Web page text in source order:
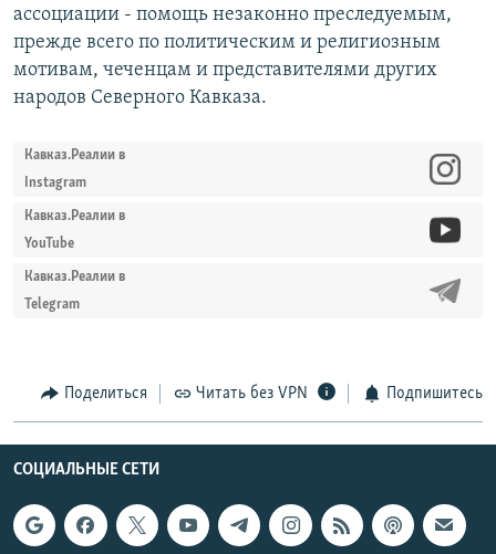
ассоциации - помощь незаконно преследуемым,
прежде всего по политическим и религиозным
мотивам, чеченцам и представителями других
народов Северного Кавказа.
Кавказ.Реалии в
Instagram
Кавказ.Реалии в
YouTube
Кавказ.Реалии в
Telegram
Поделиться Читать без VPN Подпишитесь
СОЦИАЛЬНЫЕ СЕТИ